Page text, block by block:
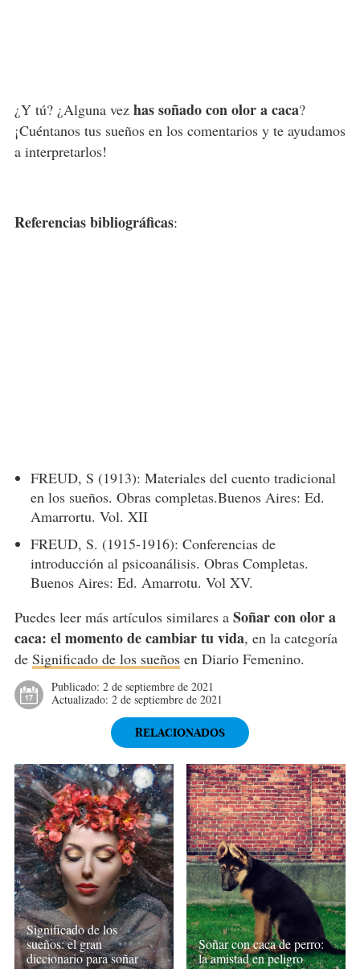
¿Y tú? ¿Alguna vez has soñado con olor a caca?
¡Cuéntanos tus sueños en los comentarios y te ayudamos
a interpretarlos!
Referencias bibliográficas:
FREUD, S (1913): Materiales del cuento tradicional
en los sueños. Obras completas.Buenos Aires: Ed.
Amarrortu. Vol. XII
FREUD, S. (1915-1916): Conferencias de
introducción al psicoanálisis. Obras Completas.
Buenos Aires: Ed. Amarrotu. Vol XV.
Puedes leer más artículos similares a Soñar con olor a
caca: el momento de cambiar tu vida, en la categoría
de Significado de los sueñosen Diario Femenino.
Publicado: 2 de septiembre de 2021
Actualizado: 2 de septiembre de 2021
RELACIONADOS
Significado de los
sueños: el gran
diccionario para soñar
Soñar con caca de perro:
la amistad en peligro